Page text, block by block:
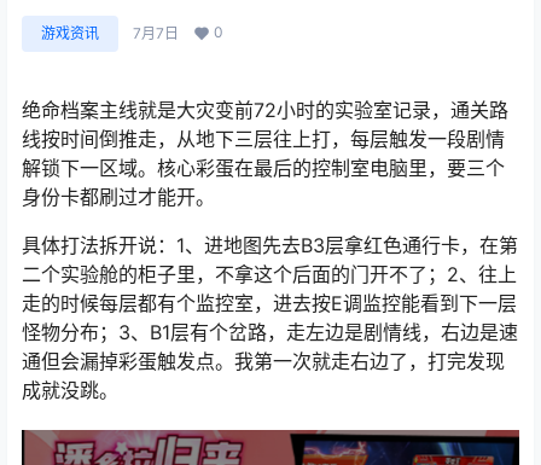
游戏资讯 7月7日 0
绝命档案主线就是大灾变前72小时的实验室记录，通关路
线按时间倒推走，从地下三层往上打，每层触发一段剧情
解锁下一区域。核心彩蛋在最后的控制室电脑里，要三个
身份卡都刷过才能开。
具体打法拆开说：1、进地图先去B3层拿红色通行卡，在第
二个实验舱的柜子里，不拿这个后面的门开不了；2、往上
走的时候每层都有个监控室，进去按E调监控能看到下一层
怪物分布；3、B1层有个岔路，走左边是剧情线，右边是速
通但会漏掉彩蛋触发点。我第一次就走右边了，打完发现
成就没跳。